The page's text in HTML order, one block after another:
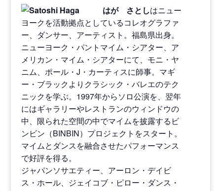
はが さとしはニュー
ヨークを活動拠点としているコレオグラファ
ー、ダンサー、アーティスト。福島県出身。
ニューヨーク・パントマイム・シアター、ア
メリカン・マイム・シアターにて、モニ・ヤ
ニム、ポール・J・カーティスに師事。マギ
ー・ブラックよりクラシック・バレエのテク
ニックを学ぶ。1997年からソロ公演を、翌年
にはギャラリーやレストランのウィンドウの
中、限られた空間の中でマイムを披露するビ
ンビン（BINBIN）プロジェクトをスタート。
マイムとダンスを融合させたパフォーマンス
で好評を得る。
ジャパンソサエティー、アーロン・デイビ
ス・ホール、ジェイコブ・ピロー・ダンス・